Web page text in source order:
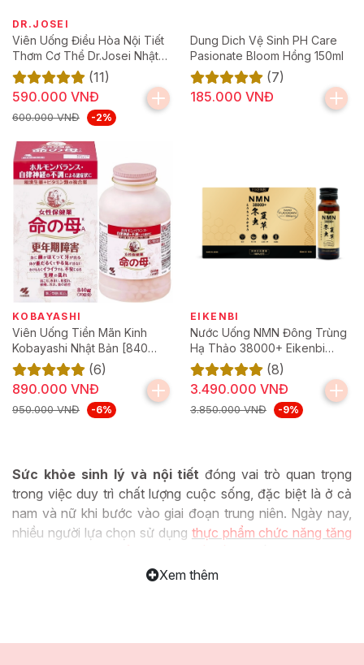
DR.JOSEI
Viên Uống Điều Hòa Nội Tiết
Thơm Cơ Thể Dr.Josei Nhật
Bản [60 Viên] (11)
590.000 VNĐ
600.000 VNĐ -2%
Dung Dich Vệ Sinh PH Care
Pasionate Bloom Hồng 150ml
(7)
185.000 VNĐ
KOBAYASHI
Viên Uống Tiền Mãn Kinh
Kobayashi Nhật Bản [840
Viên]
(6)
890.000 VNĐ
950.000 VNĐ -6%
EIKENBI
Nước Uống NMN Đông Trùng
Hạ Thảo 38000+ Eikenbi
[Hộp 10 lọ 50ml](8)
3.490.000 VNĐ
3.850.000 VNĐ -9%
Sức khỏe sinh lý và nội tiết đóng vai trò quan trọng
trong việc duy trì chất lượng cuộc sống, đặc biệt là ở cả
nam và nữ khi bước vào giai đoạn trung niên. Ngày nay,
nhiều người lựa chọn sử dụng thực phẩm chức năng tăng
nhờ vào công nghệ hiện đại, công thức an toàn và hiệu
Xem thêm